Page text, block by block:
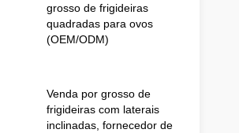
grosso de frigideiras
quadradas para ovos
(OEM/ODM)
Venda por grosso de
frigideiras com laterais
inclinadas, fornecedor de